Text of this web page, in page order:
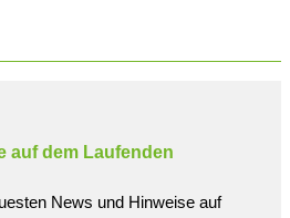
auf dem Laufenden
News und Hinweise auf